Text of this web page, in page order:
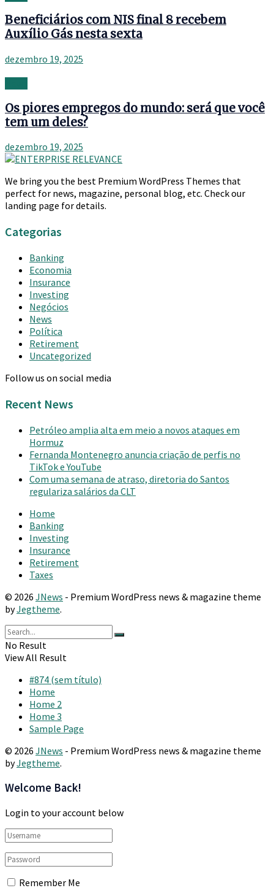
Beneficiários com NIS final 8 recebem
Auxílio Gás nesta sexta
dezembro 19, 2025
Os piores empregos do mundo: será que você
tem um deles?
dezembro 19, 2025
We bring you the best Premium WordPress Themes that
perfect for news, magazine, personal blog, etc. Check our
landing page for details.
Categorias
Banking
Economia
Insurance
Investing
Negócios
News
Política
Retirement
Uncategorized
Follow us on social media
Recent News
Petróleo amplia alta em meio a novos ataques em
Hormuz
Fernanda Montenegro anuncia criação de perfis no
TikTok e YouTube
Com uma semana de atraso, diretoria do Santos
regulariza salários da CLT
Home
Banking
Investing
Insurance
Retirement
Taxes
© 2026 JNews - Premium WordPress news & magazine theme
byJegtheme.
No Result
View All Result
#874 (sem título)
Home
Home 2
Home 3
Sample Page
© 2026 JNews - Premium WordPress news & magazine theme
byJegtheme.
Welcome Back!
Login to your account below
Remember Me